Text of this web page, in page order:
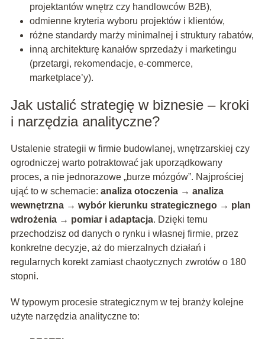
projektantów wnętrz czy handlowców B2B),
odmienne kryteria wyboru projektów i klientów,
różne standardy marży minimalnej i struktury rabatów,
inną architekturę kanałów sprzedaży i marketingu
(przetargi, rekomendacje, e-commerce,
marketplace’y).
Jak ustalić strategię w biznesie – kroki
i narzędzia analityczne?
Ustalenie strategii w firmie budowlanej, wnętrzarskiej czy
ogrodniczej warto potraktować jak uporządkowany
proces, a nie jednorazowe „burze mózgów”. Najprościej
ująć to w schemacie: analiza otoczenia → analiza
wewnętrzna → wybór kierunku strategicznego → plan
wdrożenia → pomiar i adaptacja. Dzięki temu
przechodzisz od danych o rynku i własnej firmie, przez
konkretne decyzje, aż do mierzalnych działań i
regularnych korekt zamiast chaotycznych zwrotów o 180
stopni.
W typowym procesie strategicznym w tej branży kolejne
użyte narzędzia analityczne to: